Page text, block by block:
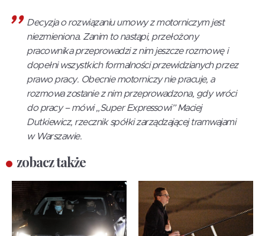
Decyzja o rozwiązaniu umowy z motorniczym jest
niezmieniona. Zanim to nastąpi, przełożony
pracownika przeprowadzi z nim jeszcze rozmowę i
dopełni wszystkich formalności przewidzianych przez
prawo pracy. Obecnie motorniczy nie pracuje, a
rozmowa zostanie z nim przeprowadzona, gdy wróci
do pracy – mówi „Super Expressowi” Maciej
Dutkiewicz, rzecznik spółki zarządzającej tramwajami
w Warszawie.
zobacz także